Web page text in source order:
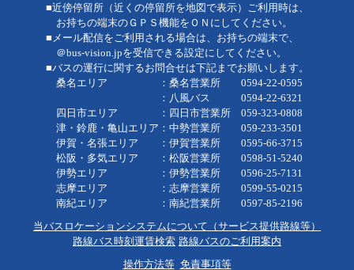
■近傍停留所（近くの停留所を地図で表示）ご利用時は、
お持ちの端末のＧＰＳ機能をＯＮにしてください。
■メール配信をご利用される場合は、お持ちの端末で、
＠bus-vision.jpを受信できる設定にしてください。
■バスの運行に関するお問合せは下記までお願いします。
桑名エリア ：桑名営業所 0594-22-0595
：八風バス 0594-22-6321
四日市エリア ：四日市営業所 059-323-0808
津・鈴鹿・亀山エリア：中勢営業所 059-233-3501
伊賀・名張エリア ：伊賀営業所 0595-66-3715
松阪・多気エリア ：松阪営業所 0598-51-5240
伊勢エリア ：伊勢営業所 0596-25-7131
志摩エリア ：志摩営業所 0599-55-0215
南紀エリア ：南紀営業所 0597-85-2196
当バスロケーションシステムについて（サービス提供路線等）
路線バス時刻運賃検索 路線バスのご利用案内
操作方法等 免責事項等